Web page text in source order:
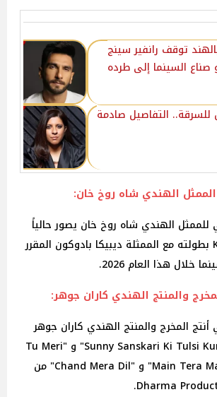
توقف رانفير سينج
السينما إلى طرده
للسرقة.. التفاصيل صادمة
الممثل الهندي شاه روخ خان:
الهندي شاه روخ خان يصور حالياً
فيلمه الجديد King بطولته مع الممثلة ديبيكا بادوكون المقرر
هذا العام 2026.
والمنتج الهندي كاران جوهر:
المخرج والمنتج الهندي كاران جوهر
مؤخراً أفلام "Sunny Sanskari Ki Tulsi Kumari" و "Tu Meri
Main Tera Main Tera Tu Meri" و "Chand Mera Dil" من